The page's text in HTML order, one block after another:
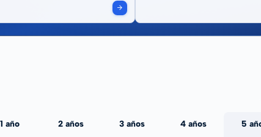
1 año 2 años 3 años 4 años 5